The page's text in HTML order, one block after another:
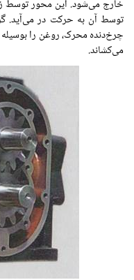
خارج می‌شود. این محور توسط
توسط آن به حرکت در می‌آید.
چرخ‌دنده محرک، روغن را
می‌کشاند.